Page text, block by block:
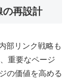
の再設計
部リンク戦略も
重要なページ
の価値を高める